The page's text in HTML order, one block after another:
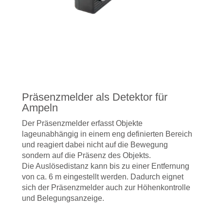
Präsenzmelder als Detektor für
Ampeln
Der Präsenzmelder erfasst Objekte
lageunabhängig in einem eng definierten Bereich
und reagiert dabei nicht auf die Bewegung
sondern auf die Präsenz des Objekts.
Die Auslösedistanz kann bis zu einer Entfernung
von ca. 6 m eingestellt werden. Dadurch eignet
sich der Präsenzmelder auch zur Höhenkontrolle
und Belegungsanzeige.